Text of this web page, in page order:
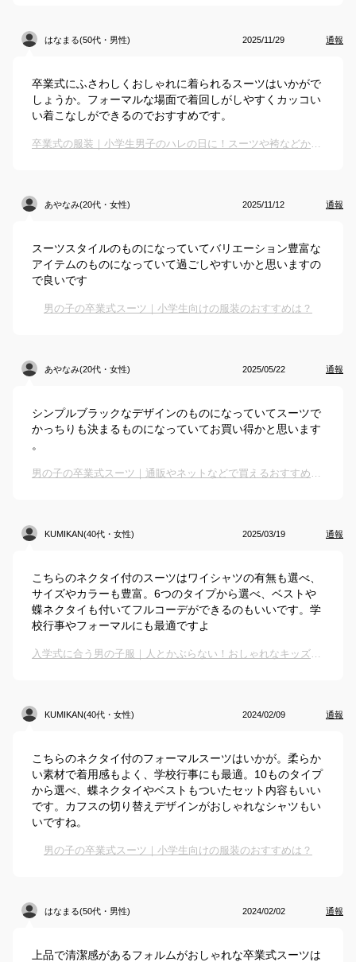
はなまる(50代・男性) 2025/11/29 通報
卒業式にふさわしくおしゃれに着られるスーツはいかがで
しょうか。フォーマルな場面で着回しがしやすくカッコい
い着こなしができるのでおすすめです。
卒業式の服装｜小学生男子のハレの日に！スーツや袴などかっこいい装いのおすすめは？
あやなみ(20代・女性) 2025/11/12 通報
スーツスタイルのものになっていてバリエーション豊富な
アイテムのものになっていて過ごしやすいかと思いますの
で良いです
男の子の卒業式スーツ｜小学生向けの服装のおすすめは？
あやなみ(20代・女性) 2025/05/22 通報
シンプルブラックなデザインのものになっていてスーツで
かっちりも決まるものになっていてお買い得かと思います
。
男の子の卒業式スーツ｜通販やネットなどで買えるおすすめを教えて！
KUMIKAN(40代・女性) 2025/03/19 通報
こちらのネクタイ付のスーツはワイシャツの有無も選べ、
サイズやカラーも豊富。6つのタイプから選べ、ベストや
蝶ネクタイも付いてフルコーデができるのもいいです。学
校行事やフォーマルにも最適ですよ
入学式に合う男の子服｜人とかぶらない！おしゃれなキッズフォーマル服のおすすめは？
KUMIKAN(40代・女性) 2024/02/09 通報
こちらのネクタイ付のフォーマルスーツはいかが。柔らか
い素材で着用感もよく、学校行事にも最適。10ものタイプ
から選べ、蝶ネクタイやベストもついたセット内容もいい
です。カフスの切り替えデザインがおしゃれなシャツもい
いですね。
男の子の卒業式スーツ｜小学生向けの服装のおすすめは？
はなまる(50代・男性) 2024/02/02 通報
上品で清潔感があるフォルムがおしゃれな卒業式スーツは